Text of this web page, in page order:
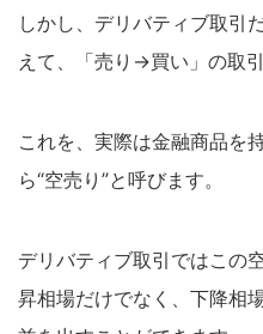
しかし、デリバティブ取引
えて、「売り→買い」の取
これを、実際は金融商品を
ら“空売り”と呼びます。
デリバティブ取引ではこの
昇相場だけでなく、下降相